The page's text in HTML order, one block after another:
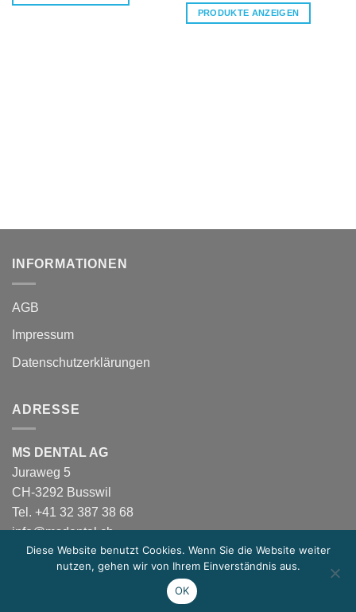
PRODUKTE ANZEIGEN
INFORMATIONEN
AGB
Impressum
Datenschutzerklärungen
ADRESSE
MS DENTAL AG
Juraweg 5
CH-3292 Busswil
Tel. +41 32 387 38 68
info@msdental.ch
Copyright 2026 ©MS Dental AG
Diese Website benutzt Cookies. Wenn Sie die Website weiter
nutzen, gehen wir von Ihrem Einverständnis aus.
OK